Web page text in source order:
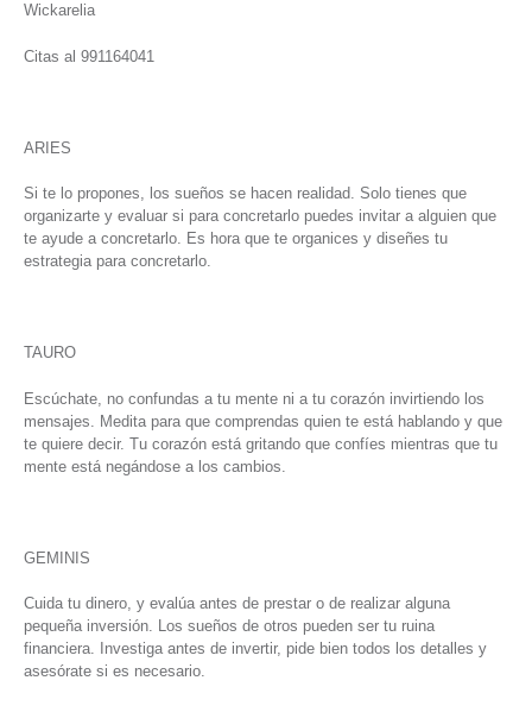
Wickarelia
Citas al 991164041
ARIES
Si te lo propones, los sueños se hacen realidad. Solo tienes que
organizarte y evaluar si para concretarlo puedes invitar a alguien que
te ayude a concretarlo. Es hora que te organices y diseñes tu
estrategia para concretarlo.
TAURO
Escúchate, no confundas a tu mente ni a tu corazón invirtiendo los
mensajes. Medita para que comprendas quien te está hablando y que
te quiere decir. Tu corazón está gritando que confíes mientras que tu
mente está negándose a los cambios.
GEMINIS
Cuida tu dinero, y evalúa antes de prestar o de realizar alguna
pequeña inversión. Los sueños de otros pueden ser tu ruina
financiera. Investiga antes de invertir, pide bien todos los detalles y
asesórate si es necesario.